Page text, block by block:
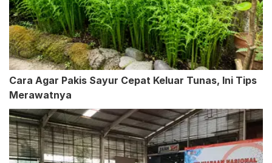
Cara Agar Pakis Sayur Cepat Keluar Tunas, Ini Tips
Merawatnya